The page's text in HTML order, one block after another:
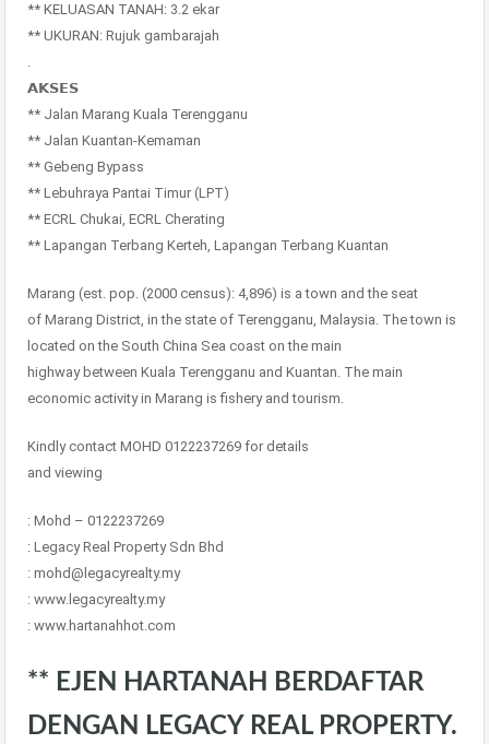
** KELUASAN TANAH: 3.2 ekar
** UKURAN: Rujuk gambarajah
.
𝗔𝗞𝗦𝗘𝗦
** Jalan Marang Kuala Terengganu
** Jalan Kuantan-Kemaman
** Gebeng Bypass
** Lebuhraya Pantai Timur (LPT)
** ECRL Chukai, ECRL Cherating
** Lapangan Terbang Kerteh, Lapangan Terbang Kuantan
Marang (est. pop. (2000 census): 4,896) is a town and the seat
of Marang District, in the state of Terengganu, Malaysia. The town is
located on the South China Sea coast on the main
highway between Kuala Terengganu and Kuantan. The main
economic activity in Marang is fishery and tourism.
Kindly contact MOHD 0122237269 for details
and viewing
: Mohd – 0122237269
: Legacy Real Property Sdn Bhd
: mohd@legacyrealty.my
: www.legacyrealty.my
: www.hartanahhot.com
** EJEN HARTANAH BERDAFTAR
DENGAN LEGACY REAL PROPERTY.